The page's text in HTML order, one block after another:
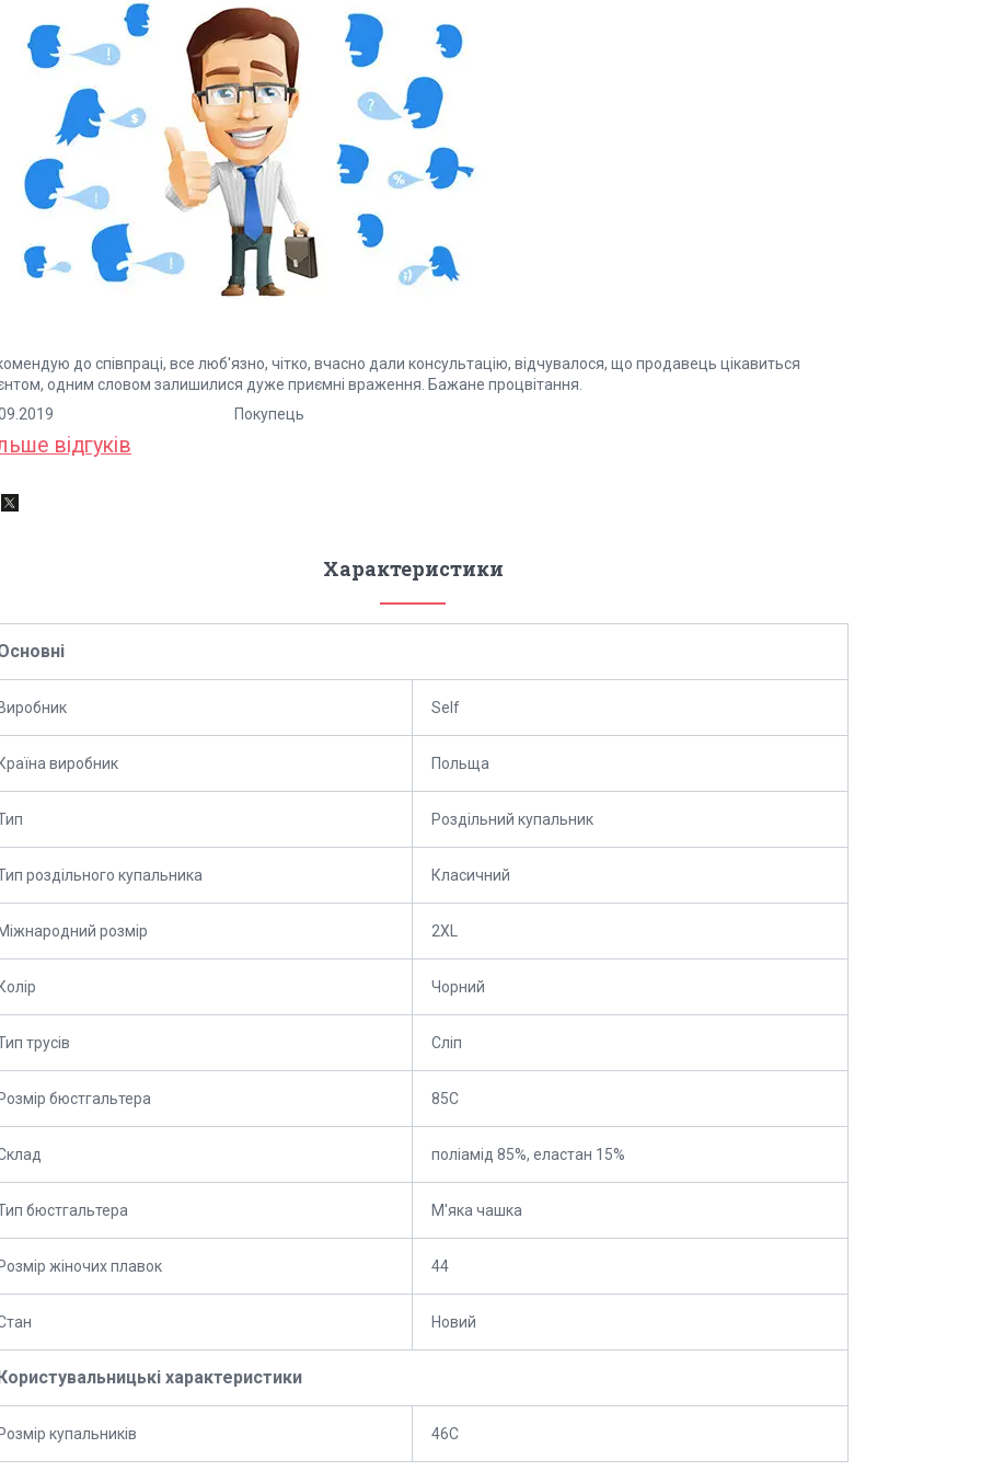
до співпраці, все люб'язно, чітко, вчасно дали консультацію, відчувалося, що продавець цікавиться
одним словом залишилися дуже приємні враження. Бажане процвітання.
Покупець
відгуків
Характеристики
Виробник Self
Країна виробник Польща
Роздільний купальник
роздільного купальника Класичний
Міжнародний розмір 2XL
Колір Чорний
трусів Сліп
Розмір бюстгальтера 85C
поліамід 85%, еластан 15%
бюстгальтера М'яка чашка
Розмір жіночих плавок 44
Новий
Користувальницькі характеристики
Розмір купальників 46C